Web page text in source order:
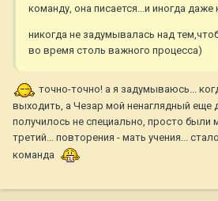
команду, она писается...и иногда даже
никогда не задумывалась над
во время столь важного процесса)
точно-точно! а я задумываюсь...
выходить, а Чезар мой ненаглядный еще
получилось не специально, просто были
третий... повторения - мать учения...
команда